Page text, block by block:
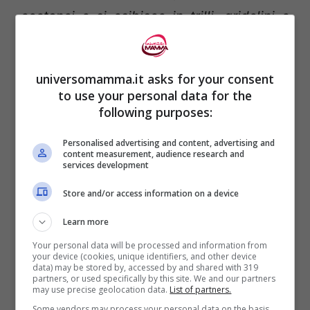
coetanei e si esibisce in trilli, gridolini e
quintomese di vita è
creativo per eccellenza“.
“Infancy”, non si è però limitato a
dei piccoli ma ha anche provato a capire la
loro interpretazione del mondo esterno
Capiscono la musica! – ha continuato
Flom –Mi sono appassionato a questo
studio sui bambini di cinque mesi quando
universomamma.it asks for your consent
to use your personal data for the
following purposes:
Personalised advertising and content, advertising and
content measurement, audience research and
services development
Store and/or access information on a device
Learn more
Your personal data will be processed and information from
your device (cookies, unique identifiers, and other device
data) may be stored by, accessed by and shared with 319
partners, or used specifically by this site. We and our partners
may use precise geolocation data. List of partners.